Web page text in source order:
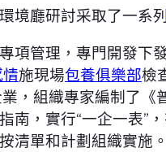
境廳研討采取了一系列
項管理，專門開發下
施現場包養俱樂部檢
，組織專家編制了
，實行“一企一表”
清單和計劃組織實施。